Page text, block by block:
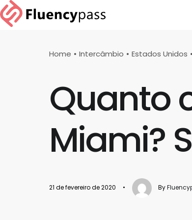
Home Intercâmbio Estados Unidos
Quanto
Miami?
21 de fevereiro de 2020 • By